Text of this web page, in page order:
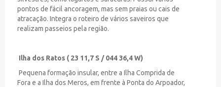
pontos de fácil ancoragem, mas sem praias ou cais de
atracação. Integra o roteiro de vários saveiros que
realizam passeios pela região.
Ilha dos Ratos ( 23 11,7 S / 044 36,4 W)
Pequena formação insular, entre a Ilha Comprida de
Fora e a Ilha dos Meros, em frente à Ponta do Arpoador,